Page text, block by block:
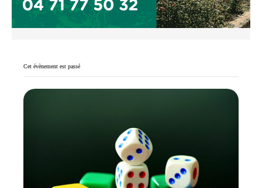
Cet évènement est passé